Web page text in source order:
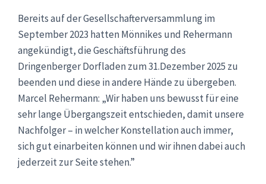
Bereits auf der Gesellschafterversammlung im
September 2023 hatten Mönnikes und Rehermann
angekündigt, die Geschäftsführung des
Dringenberger Dorfladen zum 31.Dezember 2025 zu
beenden und diese in andere Hände zu übergeben.
Marcel Rehermann: „Wir haben uns bewusst für eine
sehr lange Übergangszeit entschieden, damit unsere
Nachfolger – in welcher Konstellation auch immer,
sich gut einarbeiten können und wir ihnen dabei auch
jederzeit zur Seite stehen.”